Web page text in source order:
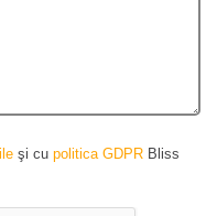
şi cu politica GDPR Bliss